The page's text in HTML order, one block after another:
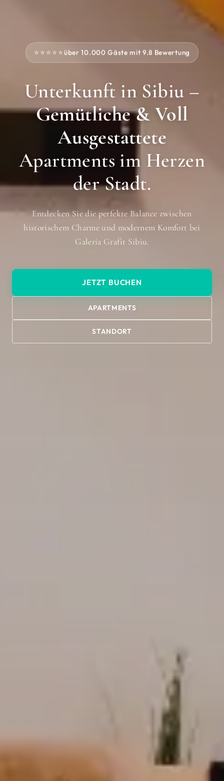
⭐⭐⭐⭐⭐über 10.000 Gäste mit 9.8 Bewertung
Unterkunft in Sibiu –
Gemütliche & Voll
Ausgestattete
Apartments im Herzen
der Stadt.
Entdecken Sie die perfekte Balance zwischen
historischem Charme und modernem Komfort bei
Galeria Grafit Sibiu.
JETZT BUCHEN
APARTMENTS
STANDORT